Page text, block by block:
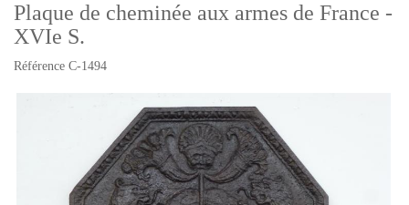
Plaque de cheminée aux armes de France -
XVIe S.
Référence C-1494